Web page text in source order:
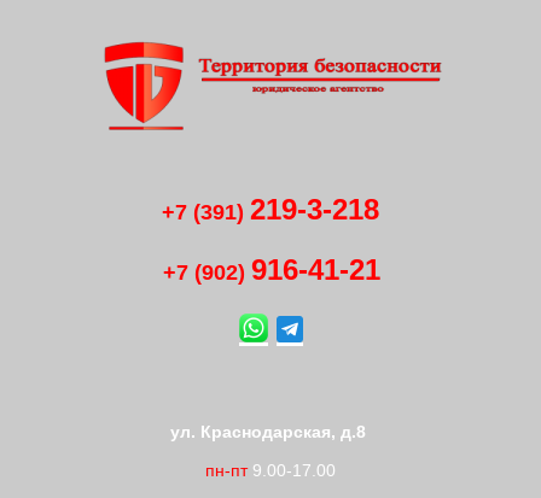
+7 (391) 219-3-218
+7 (902) 916-41-21
ул. Краснодарская, д.8
пн-пт9.00-17.00